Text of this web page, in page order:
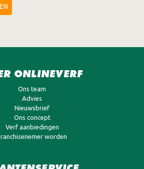
ONLINEVERF
Ons team
Advies
Nieuwsbrief
Ons concept
Verf aanbiedingen
worden